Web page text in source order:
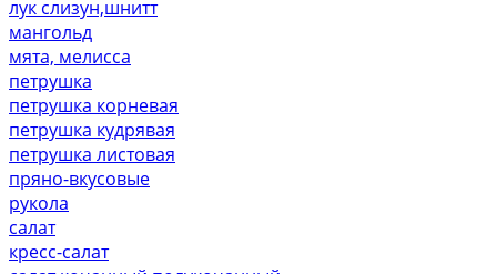
лук слизун,шнитт
мангольд
мята, мелисса
петрушка
петрушка корневая
петрушка кудрявая
петрушка листовая
пряно-вкусовые
рукола
салат
кресс-салат